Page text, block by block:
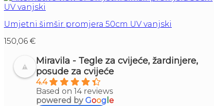
Umjetni šimšir promjera 50cm UV vanjski
150,06 €
Miravila - Tegle za cvijeće, žardinjere,
posude za cvijeće
4.4
Based on 14 reviews
powered byGoog e